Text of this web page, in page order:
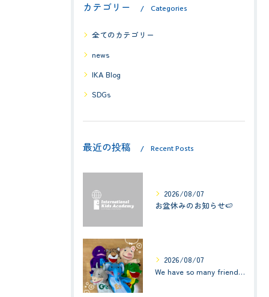
カテゴリー Categories
全てのカテゴリー
news
IKA Blog
SDGs
最近の投稿 Recent Posts
2026/08/07
お盆休みのお知らせ🍉
2026/08/07
We have so many friends in this classroom! (お友達いっぱい！)Small Kids☆1歳児クラス